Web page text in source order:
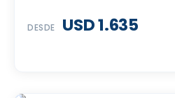
DESDE USD 1.635